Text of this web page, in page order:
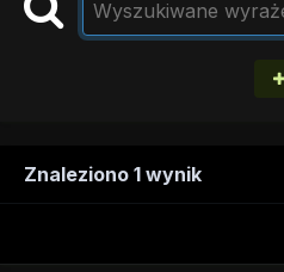
Znaleziono 1 wynik